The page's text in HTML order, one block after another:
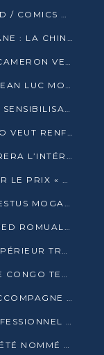
NEA ÉDITIONS SACRÉE MEILLEURE BD / COMICS D’AFRIQUE AU KENYA
(MULTIMÉDIA) ZÉRO DROIT DE DOUANE : LA CHINE ET L’AFRIQUE VERS UNE PROXIMITÉ SANS PRÉCÉDENT (PAPIER GÉNÉRAL)
LANGUES NATIONALES ET IA : IGOR CAMERON VEUT ARRIMER LA STRATÉGIE IA À LA LOI SUR LA RECHERCHE
CERTIFICAT DE PRISE DE SERVICE : JEAN LUC MOUTHOU DÉMENT UNE « FAKE NEWS »
CHOLÉRA : LE CONGO INTENSIFIE LA SENSIBILISATION AU MARCHÉ DE TALANGAÏ
L’ORDRE DES INGÉNIEURS DU CONGO VEUT RENFORCER L’ÉTHIQUE ET LA CRÉDIBILITÉ DE LA PROFESSION
COSERCO : VALENTIN BOWAO ASSURERA L’INTÉRIM À LA TÊTE DU BUREAU EXÉCUTIF NATIONAL
MAMADI DOUMBOUYA DISTINGUÉ PAR LE PRIX « SUPER GRAND BÂTISSEUR BABACAR N’DIAYE »
BOTSWANA : L’ANCIEN PRÉSIDENT FESTUS MOGAE EST MORT À 86 ANS
UNIVERSITÉ MARIEN NGOUABI : ALFRED ROMUALD NGUYA POATY SOUTIENT UNE THÈSE SUR LE PARADOXE DE LA CROISSANCE EN ZONE CEMAC
LA MINISTRE DE L’ENSEIGNEMENT SUPÉRIEUR TRACE SA FEUILLE DE ROUTE
RENATURA ÉVEILLE LES FAMILLES DE CONGO TERMINAL À LA PROTECTION DE L’ENVIRONNEMENT
TRANSPORT HORS GABARIT : AGL ACCOMPAGNE LE DÉVELOPPEMENT DU SECTEUR BRASSICOLE AU CONGO
BACCALAURÉAT TECHNIQUE ET PROFESSIONNEL : 16 352 CANDIDATS LANCÉS DANS LES ÉPREUVES D’EPS
FAUX, OMAR JUNIOR DENIS N’A PAS ÉTÉ NOMMÉ AIDE DE CAMP ADJOINT DE DENIS SASSOU NGUESSO